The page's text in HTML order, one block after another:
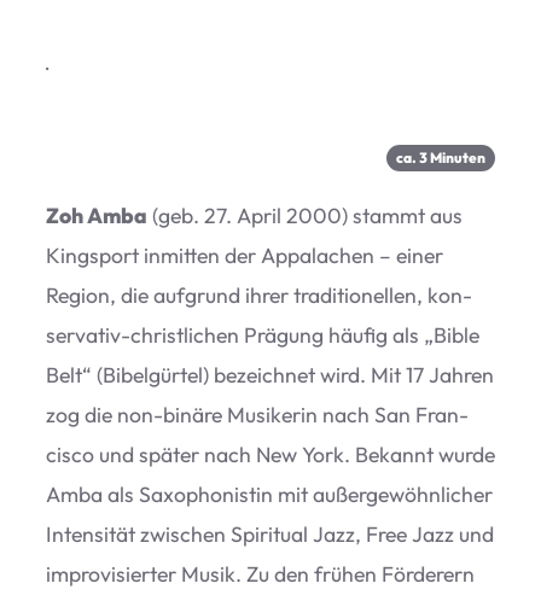
·
ca. 3Minu­ten
Zoh Amba (geb. 27. April 2000) stammt aus
King­sport inmit­ten der Appa­la­chen – einer
Region, die auf­grund ihrer tra­di­tio­nel­len, kon­
ser­va­tiv-christ­li­chen Prä­gung häu­fig als „Bible
Belt“ (Bibel­gür­tel) bezeich­net wird. Mit 17 Jah­ren
zog die non-binäre Musi­ke­rin nach San Fran­
cisco und spä­ter nach New York. Bekannt wurde
Amba als Saxo­pho­nis­tin mit außer­ge­wöhn­li­cher
Inten­si­tät zwi­schen Spi­ri­tual Jazz, Free Jazz und
impro­vi­sier­ter Musik. Zu den frü­hen För­de­rern